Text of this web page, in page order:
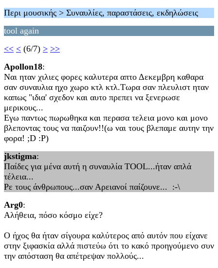
Περι μουσικής > Συναυλίες, παραστάσεις, εκδηλώσεις
tool again
<< < (6/7) > >>
Apollon18:
Ναι ηταν χιλιες φορες καλυτερα απτο Δεκεμβρη καθαρα
σαν συναυλια ηχο χωρο κτλ κτλ.Τωρα σαν πλευλιστ ηταν
καπως "ιδια' σχεδον και αυτο πρεπει να ξενερωσε
μερικους...
Εγω παντως πωρωθηκα και περασα τελεια μονο και μονο
βλεποντας τους να παιζουν!!(ω ναι τους βλεπαμε αυτην την
φορα! ;D :P)
jkstigma:
Παίδες για μένα αυτή η συναυλία ΤΟΟL...ήταν απλά
τέλεια...
Ρε τους άνθρωπους...σαν Αρειανοί παίζουνε... :-\
Arg0:
Αλήθεια, πόσο κόσμο είχε?
Ο ήχος θα ήταν σίγουρα καλύτερος από αυτόν που είχανε
στην ξιφασκία αλλά πιστεύω ότι το κακό προηγούμενο συν
την απόσταση θα απέτρεψαν πολλούς...